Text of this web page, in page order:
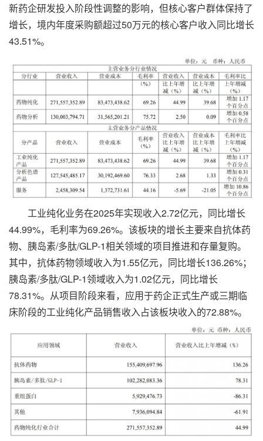
新药企研发投入阶段性调整的影响，但核心客户群体保持了
增长，境内年度采购额超过50万元的核心客户收入同比增长
43.51%。
工业纯化业务在2025年实现收入2.72亿元，同比增长
44.99%，毛利率为69.26%。该板块的增长主要来自抗体药
物、胰岛素/多肽/GLP-1相关领域的项目推进和存量复购。
其中，抗体药物领域收入为1.55亿元，同比增长136.26%；
胰岛素/多肽/GLP-1领域收入为1.02亿元，同比增长
78.31%。从项目阶段来看，应用于药企正式生产或三期临
床阶段的工业纯化产品销售收入占该板块收入的72.88%。